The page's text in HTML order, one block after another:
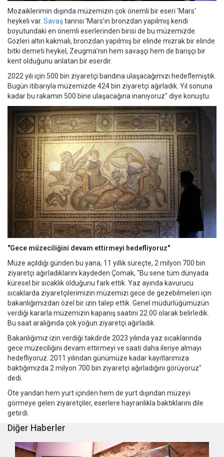
Mozaiklerimin dışında müzemizin çok önemli bir eseri 'Mars'
heykeli var. Savaştanrısı 'Mars’ın bronzdan yapılmış kendi
boyutundaki en önemli eserlerinden birisi de bu müzemizde.
Gözleri altın kakmalı, bronzdan yapılmış bir elinde mızrak bir elinde
bitki demeti heykel, Zeugma'nın hem savaşçı hem de barışçı bir
kent olduğunu anlatan bir eserdir.
2022 yılı için 500 bin ziyaretçi bandına ulaşacağımızı hedeflemiştik.
Bugün itibarıyla müzemizde 424 bin ziyaretçi ağırladık. Yıl sonuna
kadar bu rakamın 500 bine ulaşacağına inanıyoruz" diye konuştu.
"Gece müzeciliğini devam ettirmeyi hedefliyoruz"
Müze açıldığı günden bu yana, 11 yıllık süreçte, 2 milyon 700 bin
ziyaretçi ağırladıklarını kaydeden Çomak, "Bu sene tüm dünyada
küresel bir sıcaklık olduğunu fark ettik. Yaz ayında kavurucu
sıcaklarda ziyaretçilerimizin müzemizi gece de gezebilmeleri için
bakanlığımızdan özel bir izin talep ettik. Genel müdürlüğümüzün
verdiği kararla müzemizin kapanış saatini 22.00 olarak belirledik.
Bu saat aralığında çok yoğun ziyaretçi ağırladık.
Bakanlığımız izin verdiği takdirde 2023 yılında yaz sıcaklarında
gece müzeciliğini devam ettirmeyi ve saati daha ileriye almayı
hedefliyoruz. 2011 yılından günümüze kadar kayıtlarımıza
baktığımızda 2 milyon 700 bin ziyaretçi ağırladığını görüyoruz"
dedi.
Öte yandan hem yurt içinden hem de yurt dışından müzeyi
görmeye gelen ziyaretçiler, eserlere hayranlıkla baktıklarını dile
getirdi.
Diğer Haberler